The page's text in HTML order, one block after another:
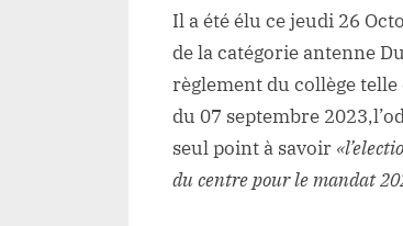
Il a été élu ce jeudi 26
de la catégorie antenne
règlement du collège telle
du 07 septembre
seul point à savoir
du centre pour le mandat